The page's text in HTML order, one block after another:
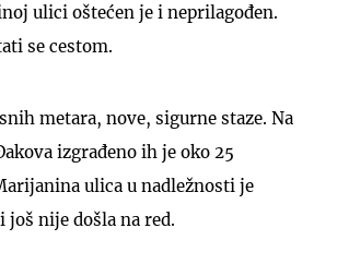
ulici oštećen je i neprilagođen.
se cestom.
metara, nove, sigurne staze. Na
izgrađeno ih je oko 25
ulica u nadležnosti je
još nije došla na red.